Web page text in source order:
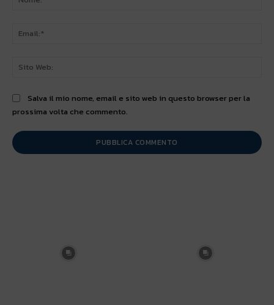
Salva il mio nome, email e sito web in questo browser per la
prossima volta che commento.